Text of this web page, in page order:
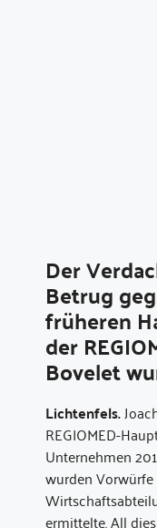
Der
Betrug
früheren
der
Bovelet
Lichtenfels.
REGIOMED-
Unternehmen
wurden
ermittelte. All